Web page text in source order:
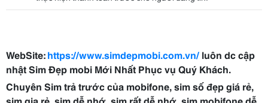
WebSite:https://www.simdepmobi.com.vn/ luôn dc cập
nhật Sim Đẹp mobi Mới Nhất Phục vụ Quý Khách.
Chuyên Sim trả trước của mobifone, sim số đẹp giá rẻ,